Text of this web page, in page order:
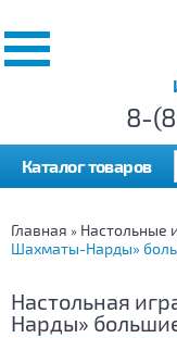
8-
Каталог товаров
Главная » Настольные
Шахматы-Нарды»
Настольная
Нарды»